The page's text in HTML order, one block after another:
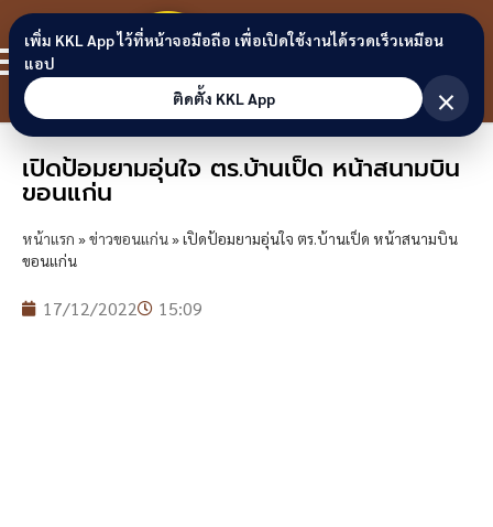
Skip to content
ขอนแก่น
ลิงก์
เปิดป้อมยามอุ่นใจ ตร.บ้านเป็ด หน้าสนามบิน
ขอนแก่น
หน้าแรก »ข่าวขอนแก่น»เปิดป้อมยามอุ่นใจ ตร.บ้านเป็ด หน้าสนามบิน
ขอนแก่น
17/12/2022 15:09
เพิ่ม KKL App ไว้ที่หน้าจอมือถือ เพื่อเปิดใช้งานได้รวดเร็วเหมือน
แอป
ติดตั้ง KKL App
×